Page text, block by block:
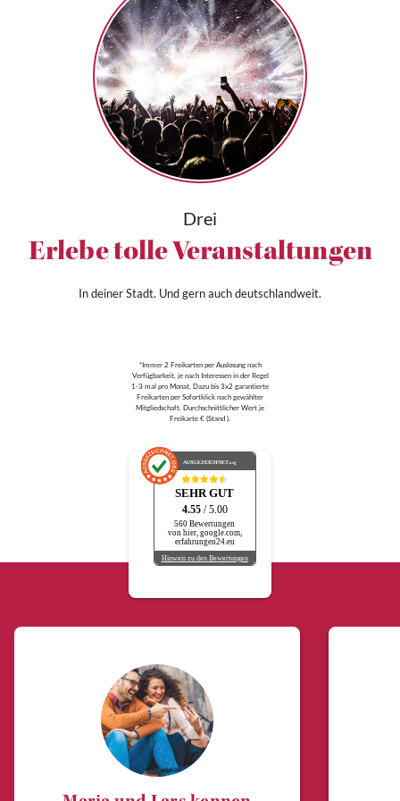
Drei
Erlebe tolle Veranstaltungen
In deiner Stadt. Und gern auch deutschlandweit.
*Immer 2 Freikarten per Auslosung nach
Verfügbarkeit, je nach Interessen in der Regel
1-3 mal pro Monat. Dazu bis 3x2 garantierte
Freikarten per Sofortklick nach gewählter
Mitgliedschaft. Durchschnittlicher Wert je
Freikarte € (Stand ).
AUSGEZEICHNET.org
SEHR GUT
4.55 / 5.00
560 Bewertungen
von hier, google.com,
erfahrungen24.eu
Hinweis zu den Bewertungen